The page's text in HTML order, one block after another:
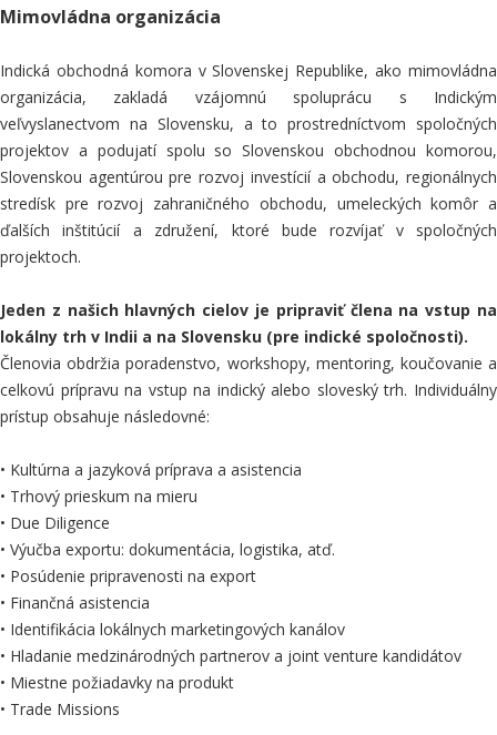
Mimovládna organizácia
Indická obchodná komora v Slovenskej Republike, ako mimovládna
organizácia, zakladá vzájomnú spoluprácu s Indickým
veľvyslanectvom na Slovensku, a to prostredníctvom spoločných
projektov a podujatí spolu so Slovenskou obchodnou komorou,
Slovenskou agentúrou pre rozvoj investícií a obchodu, regionálnych
stredísk pre rozvoj zahraničného obchodu, umeleckých komôr a
ďalších inštitúcií a združení, ktoré bude rozvíjať v spoločných
projektoch.
Jeden z našich hlavných cielov je pripraviť člena na vstup na
lokálny trh v Indii a na Slovensku (pre indické spoločnosti).
Členovia obdržia poradenstvo, workshopy, mentoring, koučovanie a
celkovú prípravu na vstup na indický alebo sloveský trh. Individuálny
prístup obsahuje následovné:
• Kultúrna a jazyková príprava a asistencia
• Trhový prieskum na mieru
• Due Diligence
• Výučba exportu: dokumentácia, logistika, atď.
• Posúdenie pripravenosti na export
• Finančná asistencia
• Identifikácia lokálnych marketingových kanálov
• Hladanie medzinárodných partnerov a joint venture kandidátov
• Miestne požiadavky na produkt
• Trade Missions